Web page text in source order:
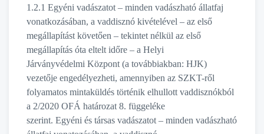
1.2.1 Egyéni vadászatot – minden vadászható állatfaj
vonatkozásában, a vaddisznó kivételével – az első
megállapítást követően – tekintet nélkül az első
megállapítás óta eltelt időre – a Helyi
Járványvédelmi Központ (a továbbiakban: HJK)
vezetője engedélyezheti, amennyiben az SZKT-ről
folyamatos mintaküldés történik elhullott vaddisznókból
a 2/2020 OFÁ határozat 8. függeléke
szerint. Egyéni és társas vadászatot – minden vadászható